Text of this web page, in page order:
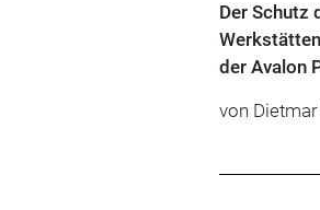
Der Schutz
der Avalon
von